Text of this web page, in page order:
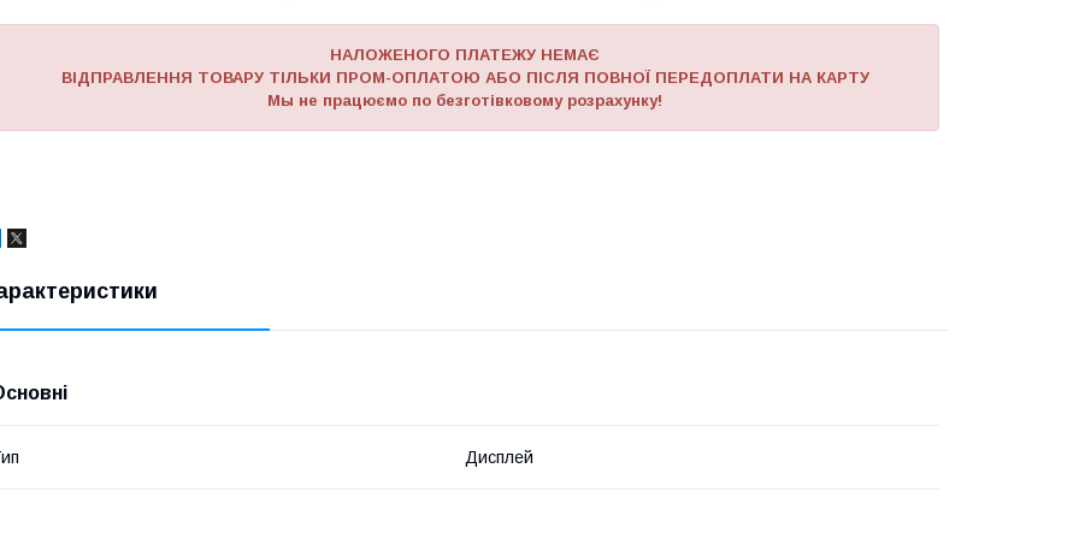
НАЛОЖЕНОГО ПЛАТЕЖУ НЕМАЄ
ВІДПРАВЛЕННЯ ТОВАРУ ТІЛЬКИ ПРОМ-ОПЛАТОЮ АБО ПІСЛЯ ПОВНОЇ ПЕРЕДОПЛАТИ НА КАРТУ
Мы не працюємо по безготівковому розрахунку!
Дисплей